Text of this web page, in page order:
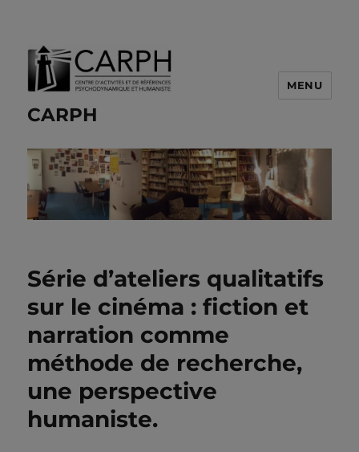
CARPH
MENU
Série d’ateliers qualitatifs
sur le cinéma : fiction et
narration comme
méthode de recherche,
une perspective
humaniste.